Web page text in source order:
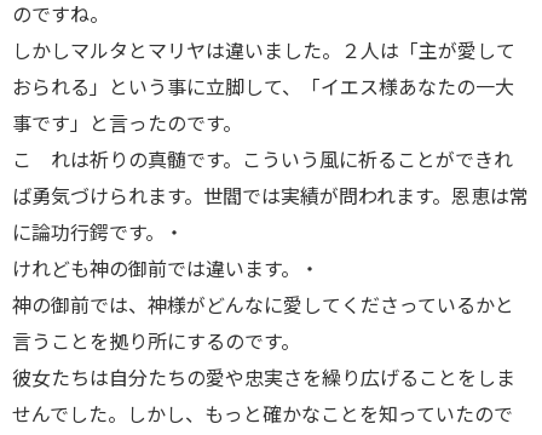
のですね。
しかしマルタとマリヤは違いました。２人は「主が愛して
おられる」という事に立脚して、「イエス様あなたの一大
事です」と言ったのです。
こ れは祈りの真髄です。こういう風に祈ることができれ
ば勇気づけられます。世閻では実績が問われます。恩恵は常
に論功行鍔です。・
けれども神の御前では違います。・
神の御前では、神様がどんなに愛してくださっているかと
言うことを拠り所にするのです。
彼女たちは自分たちの愛や忠実さを繰り広げることをしま
せんでした。しかし、もっと確かなことを知っていたので